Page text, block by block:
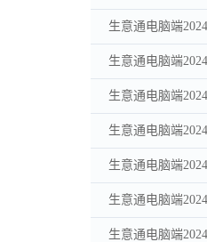
生意通电脑端
生意通电脑端
生意通电脑端
生意通电脑端
生意通电脑端
生意通电脑端
生意通电脑端